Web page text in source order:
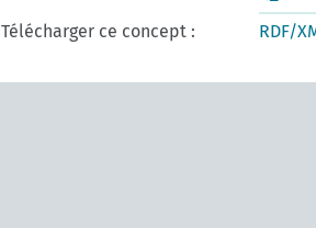
Télécharger ce concept : RDF/